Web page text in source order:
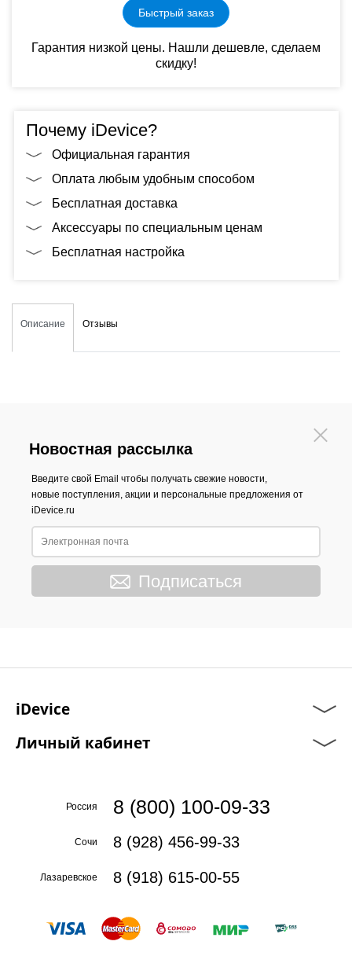
Быстрый заказ
Гарантия низкой цены. Нашли дешевле, сделаем
скидку!
Почему iDevice?
Официальная гарантия
Оплата любым удобным способом
Бесплатная доставка
Аксессуары по специальным ценам
Бесплатная настройка
Описание Отзывы
Новостная рассылка
Введите свой Email чтобы получать свежие новости,
новые поступления, акции и персональные предложения от
iDevice.ru
Подписаться
iDevice
Личный кабинет
Россия 8 (800) 100-09-33
Сочи 8 (928) 456-99-33
Лазаревское 8 (918) 615-00-55